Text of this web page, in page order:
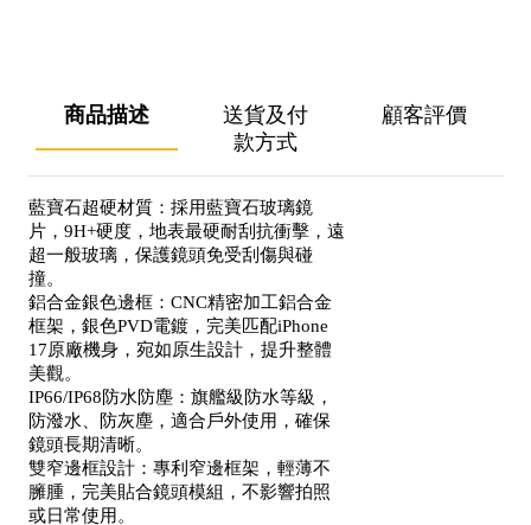
商品描述
送貨及付
款方式
顧客評價
藍寶石超硬材質：採用藍寶石玻璃鏡
片，9H+硬度，地表最硬耐刮抗衝擊，遠
超一般玻璃，保護鏡頭免受刮傷與碰
撞。
鋁合金銀色邊框：CNC精密加工鋁合金
框架，銀色PVD電鍍，完美匹配iPhone
17原廠機身，宛如原生設計，提升整體
美觀。
IP66/IP68防水防塵：旗艦級防水等級，
防潑水、防灰塵，適合戶外使用，確保
鏡頭長期清晰。
雙窄邊框設計：專利窄邊框架，輕薄不
臃腫，完美貼合鏡頭模組，不影響拍照
或日常使用。